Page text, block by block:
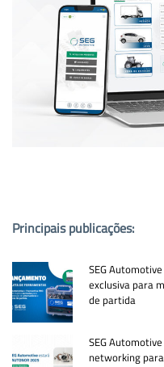
Principais publicações:
SEG
exclusiva para
de partida
SEG
networking